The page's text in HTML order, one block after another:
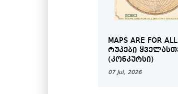
MAPS ARE FOR ALL |
ᲠᲣᲙᲔᲑᲘ
(ᲙᲝᲜᲙᲣᲠᲡᲘ)
07 Jul, 2026